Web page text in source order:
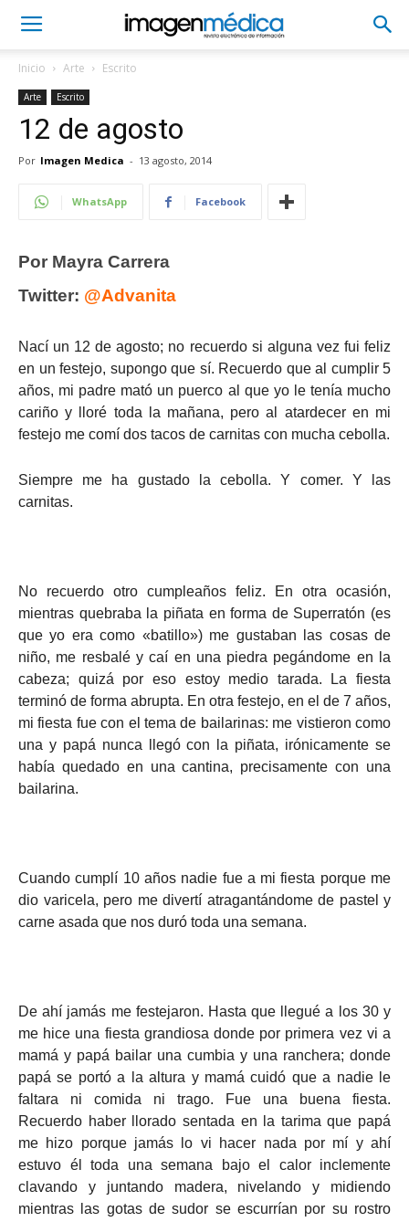
Inicio Arte Escrito
Arte Escrito
12 de agosto
Por Imagen Medica - 13 agosto, 2014
WhatsApp Facebook
Por Mayra Carrera
Twitter: @Advanita
Nací un 12 de agosto; no recuerdo si alguna vez fui feliz
en un festejo, supongo que sí. Recuerdo que al cumplir 5
años, mi padre mató un puerco al que yo le tenía mucho
cariño y lloré toda la mañana, pero al atardecer en mi
festejo me comí dos tacos de carnitas con mucha cebolla.
Siempre me ha gustado la cebolla. Y comer. Y las
carnitas.
No recuerdo otro cumpleaños feliz. En otra ocasión,
mientras quebraba la piñata en forma de Superratón (es
que yo era como «batillo») me gustaban las cosas de
niño, me resbalé y caí en una piedra pegándome en la
cabeza; quizá por eso estoy medio tarada. La fiesta
terminó de forma abrupta. En otra festejo, en el de 7 años,
mi fiesta fue con el tema de bailarinas: me vistieron como
una y papá nunca llegó con la piñata, irónicamente se
había quedado en una cantina, precisamente con una
bailarina.
Cuando cumplí 10 años nadie fue a mi fiesta porque me
dio varicela, pero me divertí atragantándome de pastel y
carne asada que nos duró toda una semana.
De ahí jamás me festejaron. Hasta que llegué a los 30 y
me hice una fiesta grandiosa donde por primera vez vi a
mamá y papá bailar una cumbia y una ranchera; donde
papá se portó a la altura y mamá cuidó que a nadie le
faltara ni comida ni trago. Fue una buena fiesta.
Recuerdo haber llorado sentada en la tarima que papá
me hizo porque jamás lo vi hacer nada por mí y ahí
estuvo él toda una semana bajo el calor inclemente
clavando y juntando madera, nivelando y midiendo
mientras las gotas de sudor se escurrían por su rostro